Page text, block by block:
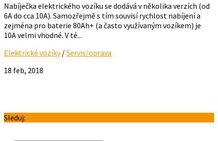
Nabíječka elektrického vozíku se dodává v několika verzích (od
6A do cca 10A). Samozřejmě s tím souvisí rychlost nabíjení a
zejména pro baterie 80Ah+ (a často využívaným vozíkem) je
10A velmi vhodné. V té...
Elektrické vozíky/Servis/oprava
18 feb, 2018
Sleduj: